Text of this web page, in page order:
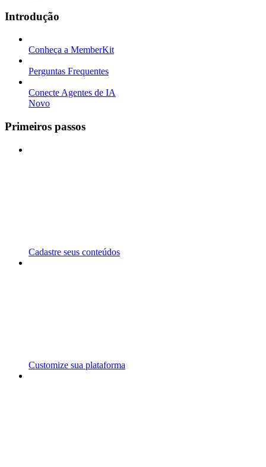
Introdução
Conheça a MemberKit
Perguntas Frequentes
Conecte Agentes de IA
Novo
Primeiros passos
Cadastre seus conteúdos
Customize sua plataforma